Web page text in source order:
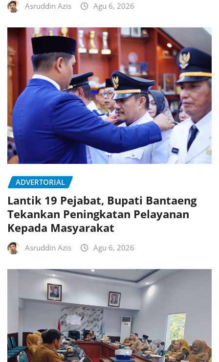
Asruddin Azis Agu 6, 2026
ADVERTORIAL
Lantik 19 Pejabat, Bupati Bantaeng
Tekankan Peningkatan Pelayanan
Kepada Masyarakat
Asruddin Azis Agu 6, 2026